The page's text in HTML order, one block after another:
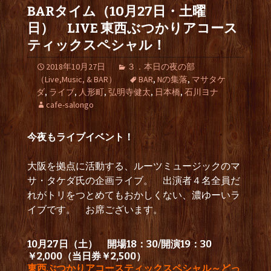
BARタイム（10月27日・土曜
日） LIVE 東西ぶつかりアコース
ティックスペシャル！
2018年10月27日
３．本日の夜の部
（Live,Music, & BAR）
BAR, Nの集落, マサタケ
ダ, ライブ, 人形町, 弘明寺健太, 日本橋,石川ヨナ
cafe-salongo
今夜もライブイベント！
大阪を拠点に活動する、ルーツミュージックのマ
サ・タケダ氏の企画ライブ。 出演者４名全員だ
れがトリをつとめてもおかしくない、濃ゆーいラ
イブです。 お席ございます。
10月27日（土） 開場18：30/開演19：30
￥2,000（当日券￥2,500）
東西ぶつかりアコースティックスペシャル～どっ